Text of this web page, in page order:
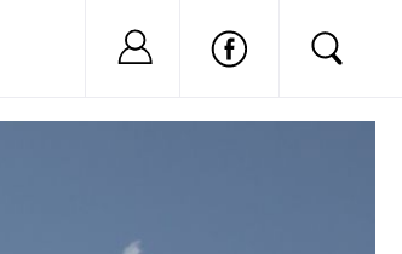
Nu ai cont?